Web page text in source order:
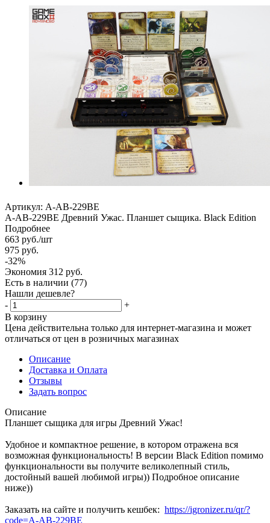
Артикул: A-AB-229BE
А-AB-229BE Древний Ужас. Планшет сыщика. Black Edition
Подробнее
663 руб./шт
975 руб.
-32%
Экономия 312 руб.
Есть в наличии (77)
Нашли дешевле?
-
+
В корзину
Цена действительна только для интернет-магазина и может
отличаться от цен в розничных магазинах
Описание
Доставка и Оплата
Отзывы
Задать вопрос
Описание
Планшет сыщика для игры Древний Ужас!
Удобное и компактное решение, в котором отражена вся
возможная функциональность! В версии Black Edition помимо
функциональности вы получите великолепный стиль,
достойный вашей любимой игры)) Подробное описание
ниже))
Заказать на сайте и получить кешбек: https://igronizer.ru/qr/?
code=A-AB-229BE